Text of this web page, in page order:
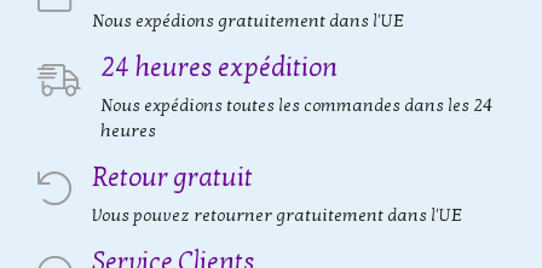
Nous expédions gratuitement dans l'UE
24 heures expédition
Nous expédions toutes les commandes dans les 24
heures
Retour gratuit
Vous pouvez retourner gratuitement dans l'UE